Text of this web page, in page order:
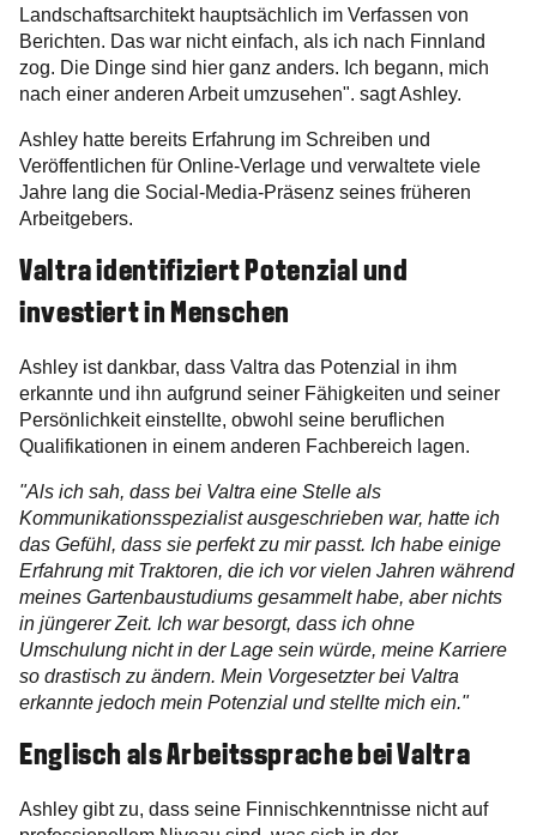
Landschaftsarchitekt hauptsächlich im Verfassen von
Berichten. Das war nicht einfach, als ich nach Finnland
zog. Die Dinge sind hier ganz anders. Ich begann, mich
nach einer anderen Arbeit umzusehen". sagt Ashley.
Ashley hatte bereits Erfahrung im Schreiben und
Veröffentlichen für Online-Verlage und verwaltete viele
Jahre lang die Social-Media-Präsenz seines früheren
Arbeitgebers.
Valtra identifiziert Potenzial und
investiert in Menschen
Ashley ist dankbar, dass Valtra das Potenzial in ihm
erkannte und ihn aufgrund seiner Fähigkeiten und seiner
Persönlichkeit einstellte, obwohl seine beruflichen
Qualifikationen in einem anderen Fachbereich lagen.
"Als ich sah, dass bei Valtra eine Stelle als
Kommunikationsspezialist ausgeschrieben war, hatte ich
das Gefühl, dass sie perfekt zu mir passt. Ich habe einige
Erfahrung mit Traktoren, die ich vor vielen Jahren während
meines Gartenbaustudiums gesammelt habe, aber nichts
in jüngerer Zeit. Ich war besorgt, dass ich ohne
Umschulung nicht in der Lage sein würde, meine Karriere
so drastisch zu ändern. Mein Vorgesetzter bei Valtra
erkannte jedoch mein Potenzial und stellte mich ein."
Englisch als Arbeitssprache bei Valtra
Ashley gibt zu, dass seine Finnischkenntnisse nicht auf